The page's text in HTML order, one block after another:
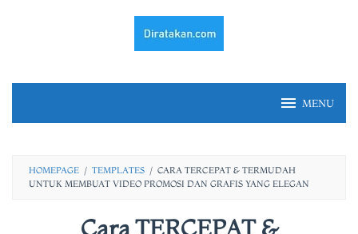
MENU
HOMEPAGE / TEMPLATES / CARA TERCEPAT & TERMUDAH
UNTUK MEMBUAT VIDEO PROMOSI DAN GRAFIS YANG ELEGAN
Cara TERCEPAT &